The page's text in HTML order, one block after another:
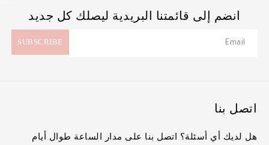
انضم إلى قائمتنا البريدية ليصلك كل جديد
اتصل بنا
هل لديك أي أسئلة؟ اتصل بنا على مدار الساعة طوال أيام